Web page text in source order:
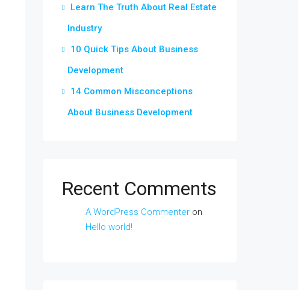
Learn The Truth About Real Estate
Industry
10 Quick Tips About Business
Development
14 Common Misconceptions
About Business Development
Recent Comments
A WordPress Commenter on
Hello world!